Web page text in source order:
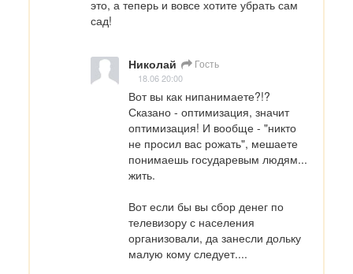
это, а теперь и вовсе хотите убрать сам
сад!
Николай Гость
18.06 20:00
Вот вы как нипанимаете?!?
Сказано - оптимизация, значит
оптимизация! И вообще - "никто
не просил вас рожать", мешаете
понимаешь государевым людям...
жить.
Вот если бы вы сбор денег по
телевизору с населения
организовали, да занесли дольку
малую кому следует....